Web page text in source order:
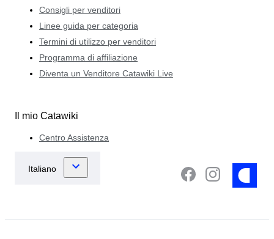
Consigli per venditori
Linee guida per categoria
Termini di utilizzo per venditori
Programma di affiliazione
Diventa un Venditore Catawiki Live
Il mio Catawiki
Centro Assistenza